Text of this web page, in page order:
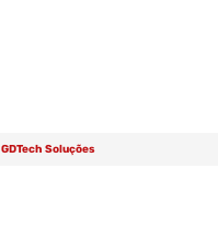
GDTech Soluções